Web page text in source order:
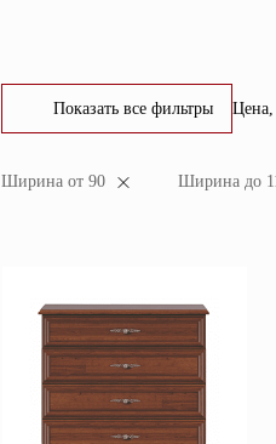
Комоды
Полки
Матрасы
Прихожие
Показать все фильтры
Ширина от 90 Ширина до